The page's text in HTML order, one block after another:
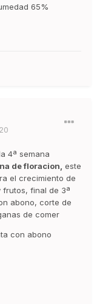
65%
4ª semana
de floracion, este
el crecimiento de
final de 3ª
abono, corte de
de comer
con abono